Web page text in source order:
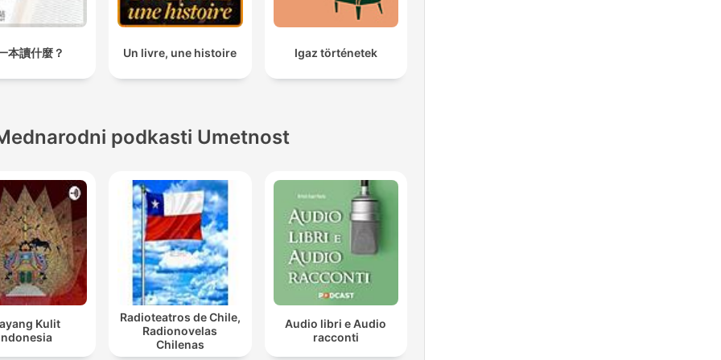
本讀什麼？ Un livre, une histoire Igaz történetek
podkasti Umetnost
Kulit
Radioteatros de Chile,
Radionovelas
Chilenas
Audio libri e Audio
racconti